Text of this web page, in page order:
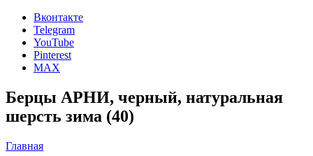
Вконтакте
Telegram
YouTube
Pinterest
MAX
Берцы АРНИ, черный, натуральная
шерсть зима (40)
Главная